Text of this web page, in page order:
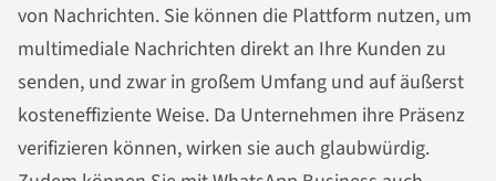
von Nachrichten. Sie können die Plattform nutzen, um
multimediale Nachrichten direkt an Ihre Kunden zu
senden, und zwar in großem Umfang und auf äußerst
kosteneffiziente Weise. Da Unternehmen ihre Präsenz
verifizieren können, wirken sie auch glaubwürdig.